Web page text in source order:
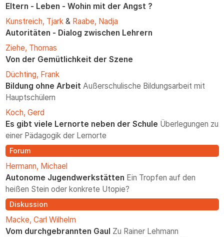
Eltern - Leben - Wohin mit der Angst ?
Kunstreich, Tjark& Raabe, Nadja
Autoritäten - Dialog zwischen Lehrern
Ziehe, Thomas
Von der Gemütlichkeit der Szene
Düchting, Frank
Bildung ohne Arbeit Außerschulische Bildungsarbeit mit
Hauptschülern
Koch, Gerd
Es gibt viele Lernorte neben der Schule Überlegungen zu
einer Pädagogik der Lernorte
Forum
Hermann, Michael
Autonome Jugendwerkstätten Ein Tropfen auf den
heißen Stein oder konkrete Utopie?
Diskussion
Macke, Carl Wilhelm
Vom durchgebrannten Gaul Zu Rainer Lehmann